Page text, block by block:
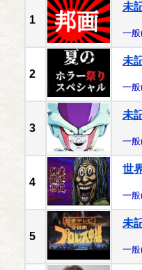
1
未
一般
2
未
一般
3
未
一般
4
世
一般
5
未
一般